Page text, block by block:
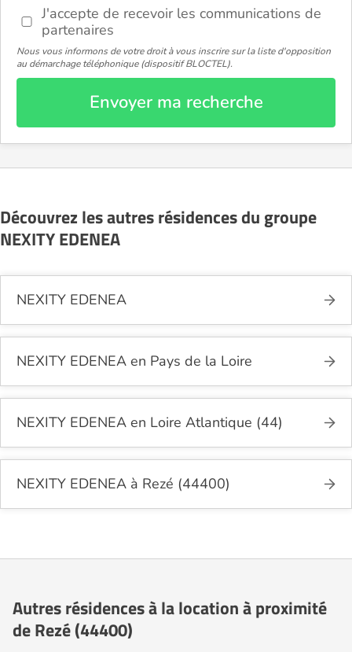
J'accepte de recevoir les communications de
partenaires
Nous vous informons de votre droit à vous inscrire sur la liste d'opposition
au démarchage téléphonique (dispositif BLOCTEL).
Envoyer ma recherche
Découvrez les autres résidences du groupe
NEXITY EDENEA
NEXITY EDENEA
NEXITY EDENEA en Pays de la Loire
NEXITY EDENEA en Loire Atlantique (44)
NEXITY EDENEA à Rezé (44400)
Autres résidences à la location à proximité
de Rezé (44400)